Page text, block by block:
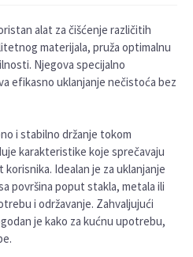
alat za čišćenje različitih
materijala, pruža optimalnu
Njegova specijalno
efikasno uklanjanje nečistoća bez
i stabilno držanje tokom
karakteristike koje sprečavaju
Idealan je za uklanjanje
površina poput stakla, metala ili
i održavanje. Zahvaljujući
je kako za kućnu upotrebu,